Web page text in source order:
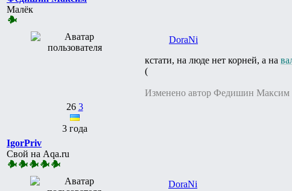
Малёк
26 3
3 года
DoraNi
кстати, на люде нет корней, а на
(
Изменено автор Федишин Максим
IgorPriv
Свой на Aqa.ru
DoraNi